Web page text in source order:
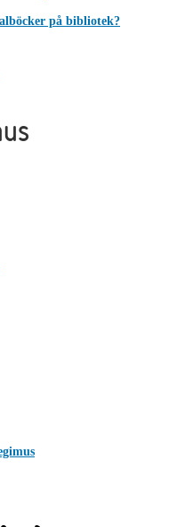
på bibliotek?